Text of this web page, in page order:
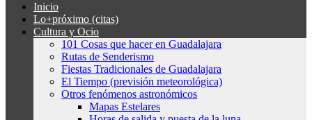
Inicio
Lo+próximo (citas)
Cultura y Ocio
101 Cosas que hacer en Guadalajara
Rutas de Senderismo
Fiestas Tradicionales de Guadalajara
El Tiempo (previsión meteorológica)
Otros fenómenos astronómicos
Mapas Estelares